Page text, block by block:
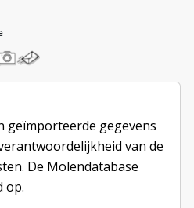
stuur
een
bericht
geïmporteerde gegevens
van de
De Molendatabase
op.